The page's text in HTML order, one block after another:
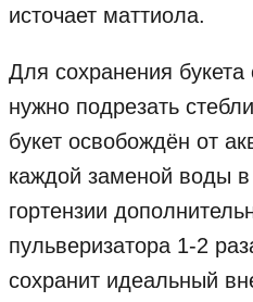
источает маттиола.
Для сохранения
нужно подрезать
букет освобождён от
каждой заменой воды в
гортензии
пульверизатора 1-2
сохранит идеальный